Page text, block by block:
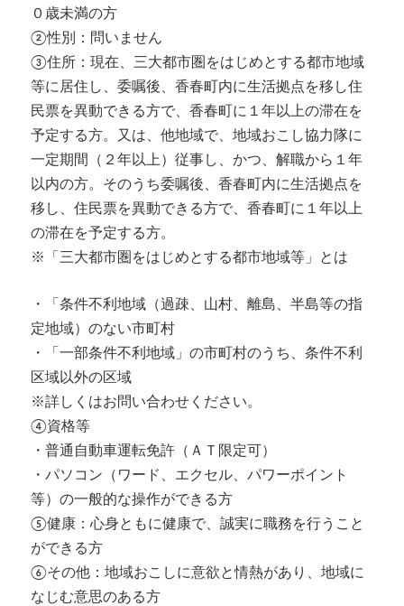
０歳未満の方
②性別：問いません
③住所：現在、三大都市圏をはじめとする都市地域
等に居住し、委嘱後、香春町内に生活拠点を移し住
民票を異動できる方で、香春町に１年以上の滞在を
予定する方。又は、他地域で、地域おこし協力隊に
一定期間（２年以上）従事し、かつ、解職から１年
以内の方。そのうち委嘱後、香春町内に生活拠点を
移し、住民票を異動できる方で、香春町に１年以上
の滞在を予定する方。
※「三大都市圏をはじめとする都市地域等」とは
・「条件不利地域（過疎、山村、離島、半島等の指
定地域）のない市町村
・「一部条件不利地域」の市町村のうち、条件不利
区域以外の区域
※詳しくはお問い合わせください。
④資格等
・普通自動車運転免許（ＡＴ限定可）
・パソコン（ワード、エクセル、パワーポイント
等）の一般的な操作ができる方
⑤健康：心身ともに健康で、誠実に職務を行うこと
ができる方
⑥その他：地域おこしに意欲と情熱があり、地域に
なじむ意思のある方